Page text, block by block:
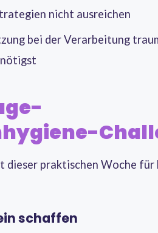
nicht ausreichen
bei der Verarbeitung
dieser praktischen Woche für
schaffen